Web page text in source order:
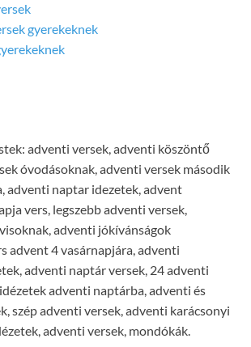
gyerekeknek
adventi versek, adventi köszöntő
óvodásoknak, adventi versek második
adventi naptar idezetek, advent
vers, legszebb adventi versek,
adventi jókívánságok
advent 4 vasárnapjára, adventi
adventi naptár versek, 24 adventi
adventi naptárba, adventi és
szép adventi versek, adventi karácsonyi
adventi versek, mondókák.